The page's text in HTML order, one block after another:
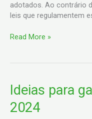
adotados. Ao contrário
leis que regulamentem
Read More »
Ideias para
2024
Ideias
para
ganhar